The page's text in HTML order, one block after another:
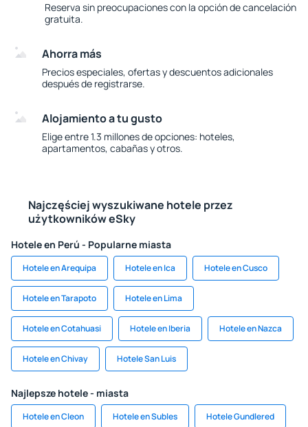
Reserva sin preocupaciones con la opción de cancelación
gratuita.
Ahorra más
Precios especiales, ofertas y descuentos adicionales
después de registrarse.
Alojamiento a tu gusto
Elige entre 1.3 millones de opciones: hoteles,
apartamentos, cabañas y otros.
Najczęściej wyszukiwane hotele przez
użytkowników eSky
Hotele en Perú - Popularne miasta
Hotele en Arequipa Hotele en Ica Hotele en Cusco
Hotele en Tarapoto Hotele en Lima
Hotele en Cotahuasi Hotele en Iberia Hotele en Nazca
Hotele en Chivay Hotele San Luis
Najlepsze hotele - miasta
Hotele en Cleon Hotele en Subles Hotele Gundlered